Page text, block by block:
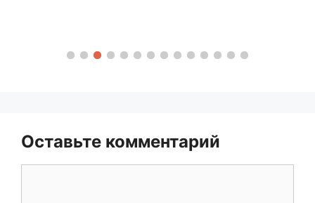
Оставьте комментарий